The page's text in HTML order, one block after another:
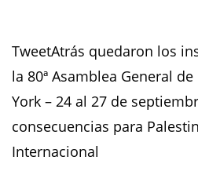
TweetAtrás quedaron los
la 80ª Asamblea General
York – 24 al 27 de
consecuencias para
Internacional